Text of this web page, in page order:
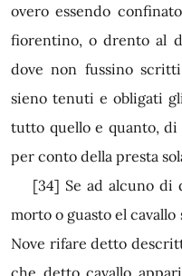
overo essendo
fiorentino, o drento al
dove non fussino
sieno tenuti e obligati
tutto quello e quanto, di
per conto della presta
[34] Se ad alcuno
morto o guasto el
Nove rifare detto
che detto cavallo